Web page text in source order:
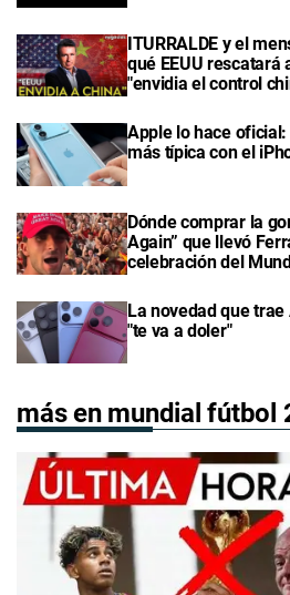
ITURRALDE y el
qué EEUU rescatará
"envidia el control
Apple lo hace
más típica con el
Dónde comprar la
Again” que llevó
celebración del
La novedad que
"te va a doler"
más en mundial fútbol